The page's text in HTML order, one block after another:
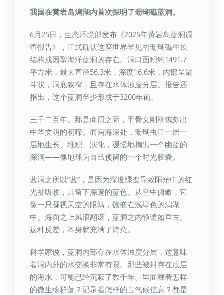
我国在黄岩岛潟湖内首次探明了珊瑚礁蓝洞。
6月25日，生态环境部发布《2025年黄岩岛蓝洞调
查报告》，正式确认这座世界罕见的珊瑚礁生长
结构成因型海洋蓝洞的存在。洞口面积约1491.7
平方米，最大直径56.3米，深度16.6米，内部呈漏
斗状，洞底狭窄，且存在水体浊度分层。报告还
指出，这个蓝洞至少形成于3200年前。
三千二百年。那是商周之际，甲骨文刚刚镌刻出
中华文明的初啼。而南海深处，珊瑚虫正一层一
层地生长、堆积、演化，缓慢地掏出一个幽蓝的
深洞——像地球为自己预留的一个时光胶囊。
蓝洞之所以”蓝”，是因为深度骤变导致阳光中的红
光被吸收，只留下深邃的蓝色。从空中俯瞰，它
像一只凝视天空的眼睛，镶嵌在浅绿色的潟湖
中。海面之上风浪翻滚，蓝洞之内静谧如亘古。
这种反差，本身就充满了诗意。
科学家说，蓝洞内部存在水体浊度分层，这意味
着洞内外的水交换非常有限。那些被封存在底层
的海水，可能已经沉寂了数千年。里面藏着怎样
的微生物群落？记录着怎样的古气候信息？都是